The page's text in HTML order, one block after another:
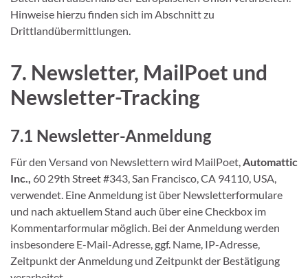
Hinweise hierzu finden sich im Abschnitt zu
Drittlandübermittlungen.
7. Newsletter, MailPoet und
Newsletter-Tracking
7.1 Newsletter-Anmeldung
Für den Versand von Newslettern wird MailPoet, Automattic
Inc., 60 29th Street #343, San Francisco, CA 94110, USA,
verwendet. Eine Anmeldung ist über Newsletterformulare
und nach aktuellem Stand auch über eine Checkbox im
Kommentarformular möglich. Bei der Anmeldung werden
insbesondere E-Mail-Adresse, ggf. Name, IP-Adresse,
Zeitpunkt der Anmeldung und Zeitpunkt der Bestätigung